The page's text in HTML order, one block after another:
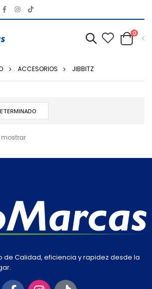
0
ACCESORIOS JIBBITZ
mostrar
de Calidad, eficiencia y rapidez desde la